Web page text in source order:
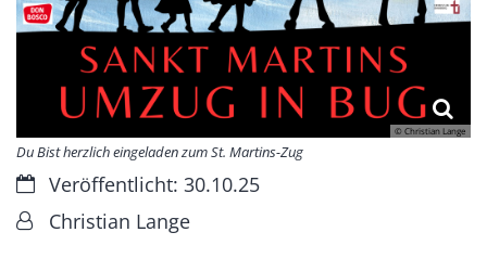
© Christian Lange
Du Bist herzlich eingeladen zum St. Martins-Zug
Datum:Veröffentlicht: 30.10.25
Von:Christian Lange